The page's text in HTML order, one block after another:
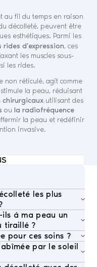
au fil du temps en raison
décolleté, peuvent être
esthétiques. Parmi les
rides d'expression, ces
les muscles sous-
les rides.
non réticulé, agit comme
la peau, réduisant
utilisant des
ou la radiofréquence
la peau et redéfinir
invasive.
les plus
aux besoins
inclurela bio-
+ vitamines), la
et le
ciblentles ridules,
à ma peau un
tiraillé ?
sont
qui
, évitant toute
pour ces soins ?
signes de
la qualité de la
par le soleil